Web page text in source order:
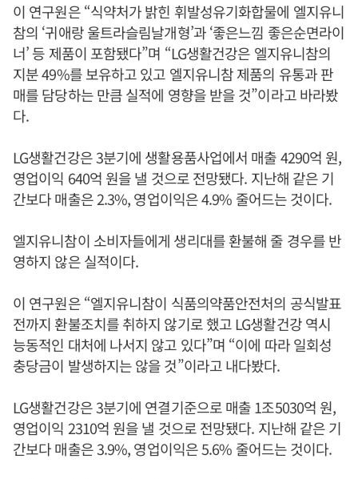
이 연구원은 “식약처가 밝힌 휘발성유기화합물에 엘지유니
참의 ‘귀애랑 울트라슬림날개형’과 ‘좋은느낌 좋은순면라이
너’ 등 제품이 포함됐다”며 “LG생활건강은 엘지유니참의
지분 49%를 보유하고 있고 엘지유니참 제품의 유통과 판
매를 담당하는 만큼 실적에 영향을 받을 것”이라고 바라봤
다.
LG생활건강은 3분기에 생활용품사업에서 매출 4290억 원,
영업이익 640억 원을 낼 것으로 전망됐다. 지난해 같은 기
간보다 매출은 2.3%, 영업이익은 4.9% 줄어드는 것이다.
엘지유니참이 소비자들에게 생리대를 환불해 줄 경우를 반
영하지 않은 실적이다.
이 연구원은 “엘지유니참이 식품의약품안전처의 공식발표
전까지 환불조치를 취하지 않기로 했고 LG생활건강 역시
능동적인 대처에 나서지 않고 있다”며 “이에 따라 일회성
충당금이 발생하지는 않을 것”이라고 내다봤다.
LG생활건강은 3분기에 연결기준으로 매출 1조5030억 원,
영업이익 2310억 원을 낼 것으로 전망됐다. 지난해 같은 기
간보다 매출은 3.9%, 영업이익은 5.6% 줄어드는 것이다.